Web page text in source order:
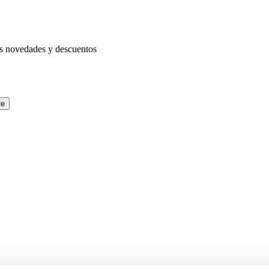
novedades y descuentos